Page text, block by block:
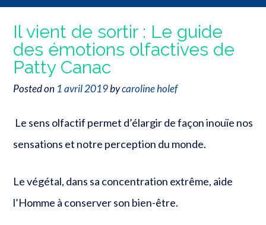
Il vient de sortir : Le guide
des émotions olfactives de
Patty Canac
Posted on 1 avril 2019bycaroline holef
Le sens olfactif permet d’élargir de façon inouïe nos
sensations et notre perception du monde.
Le végétal, dans sa concentration extrême, aide
l’Homme à conserver son bien-être.